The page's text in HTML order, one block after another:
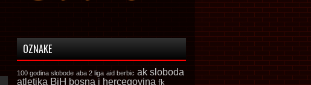
OZNAKE
100 godina slobode aba 2 liga aid berbic ak sloboda
atletika BiH bosna i hercegovina fk